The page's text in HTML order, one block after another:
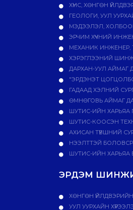
ХҮНС, ХӨНГӨН
ГЕОЛОГИ, УУЛ
МЭДЭЭЛЭЛ,
ЭРЧИМ ХҮЧНИЙ
МЕХАНИК ИНЖЕНЕР,
ХЭРЭГЛЭЭНИЙ
ДАРХАН-УУЛ АЙМАГ
"ЭРДЭНЭТ
ГАДААД ХЭЛНИЙ
ӨМНӨГОВЬ АЙМАГ
ШУТИС-ИЙН
ШУТИС-КООСЭН
АХИСАН ТҮВШНИЙ
НЭЭЛТТЭЙ
ШУТИС-ИЙН ХАРЬЯА
ЭРДЭМ
ХӨНГӨН
УУЛ УУРХАЙН